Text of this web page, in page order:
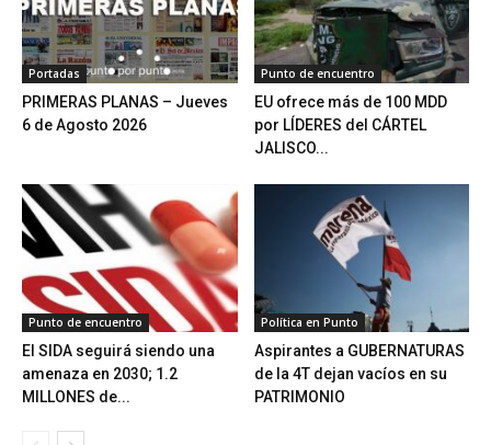
Portadas
PRIMERAS PLANAS – Jueves
6 de Agosto 2026
Punto de encuentro
EU ofrece más de 100 MDD
por LÍDERES del CÁRTEL
JALISCO...
Punto de encuentro
El SIDA seguirá siendo una
amenaza en 2030; 1.2
MILLONES de...
Política en Punto
Aspirantes a GUBERNATURAS
de la 4T dejan vacíos en su
PATRIMONIO